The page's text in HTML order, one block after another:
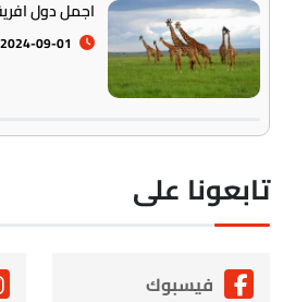
اجمل دول افريقيا
2024-09-01
على
فيسبوك